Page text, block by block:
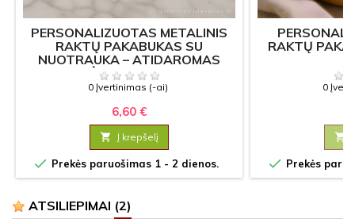
PERSONALIZUOTAS METALINIS
RAKTŲ PAKABUKAS SU
NUOTRAUKA – ATIDAROMAS
FOTO RĖMELIO PAKABUKAS
0 Įvertinimas (-ai)
6,60 €
 Į krepšelį
 Prekės paruošimas 1 - 2 dienos.
RAKTŲ
0

 Prekės
ATSILIEPIMAI (2)